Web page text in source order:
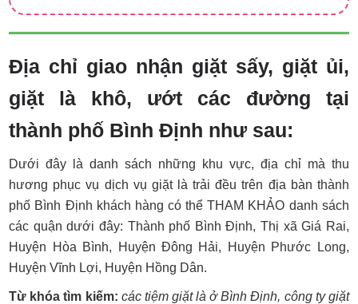
Địa chỉ giao nhận giặt sấy, giặt ủi,
giặt là khô, ướt các đường tại
thành phố Bình Định như sau:
Dưới đây là danh sách những khu vực, địa chỉ mà thu
hương phục vụ dịch vụ giặt là trải đều trên địa bàn thành
phố Bình Định khách hàng có thể THAM KHẢO danh sách
các quận dưới đây: Thành phố Bình Định, Thị xã Giá Rai,
Huyện Hòa Bình, Huyện Đông Hải, Huyện Phước Long,
Huyện Vĩnh Lợi, Huyện Hồng Dân.
Từ khóa tìm kiếm: các tiệm giặt là ở Bình Định, công ty giặt